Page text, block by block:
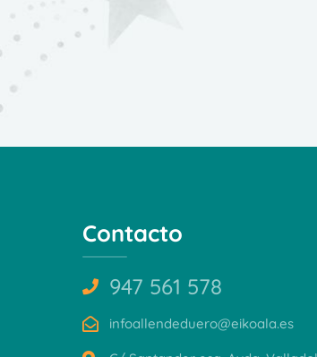
Contacto
947 561 578
infoallendeduero@eikoala.es